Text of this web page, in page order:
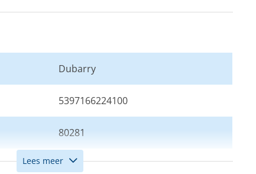
Dubarry
5397166224100
80281
Blauw
Lees meer